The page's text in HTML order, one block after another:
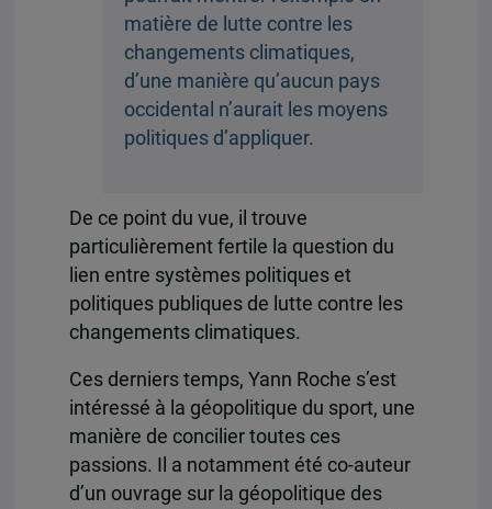
matière de lutte contre les
changements climatiques,
d’une manière qu’aucun pays
occidental n’aurait les moyens
politiques d’appliquer.
De ce point du vue, il trouve
particulièrement fertile la question du
lien entre systèmes politiques et
politiques publiques de lutte contre les
changements climatiques.
Ces derniers temps, Yann Roche s’est
intéressé à la géopolitique du sport, une
manière de concilier toutes ces
passions. Il a notamment été co-auteur
d’un ouvrage sur la géopolitique des